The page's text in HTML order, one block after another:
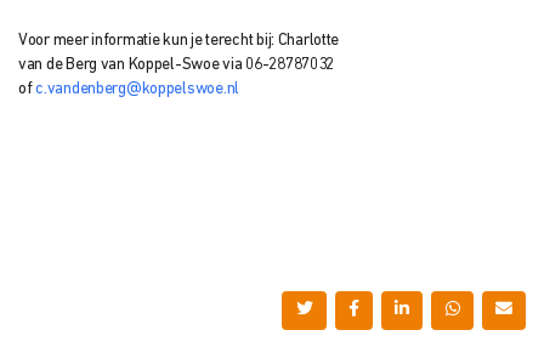
Voor meer informatie kun je terecht bij: Charlotte
van de Berg van Koppel-Swoe via 06-28787032
ofc.vandenberg@koppelswoe.nl